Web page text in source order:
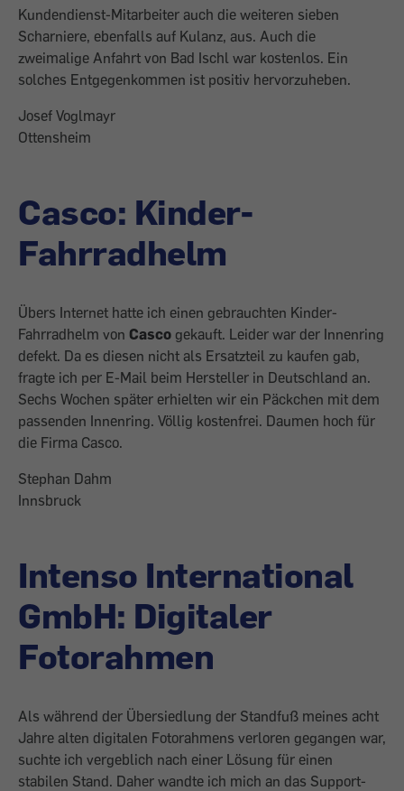
Kundendienst-Mitarbeiter auch die weiteren sieben
Scharniere, ebenfalls auf Kulanz, aus. Auch die
zweimalige Anfahrt von Bad Ischl war kostenlos. Ein
solches Entgegenkommen ist positiv hervorzuheben.
Josef Voglmayr
Ottensheim
Casco: Kinder-
Fahrradhelm
Übers Internet hatte ich einen gebrauchten Kinder-
Fahrradhelm von Casco gekauft. Leider war der Innenring
defekt. Da es diesen nicht als Ersatzteil zu kaufen gab,
fragte ich per E-Mail beim Hersteller in Deutschland an.
Sechs Wochen später erhielten wir ein Päckchen mit dem
passenden Innenring. Völlig kostenfrei. Daumen hoch für
die Firma Casco.
Stephan Dahm
Innsbruck
Intenso International
GmbH: Digitaler
Fotorahmen
Als während der Übersiedlung der Standfuß meines acht
Jahre alten digitalen Fotorahmens verloren gegangen war,
suchte ich vergeblich nach einer Lösung für einen
stabilen Stand. Daher wandte ich mich an das Support-